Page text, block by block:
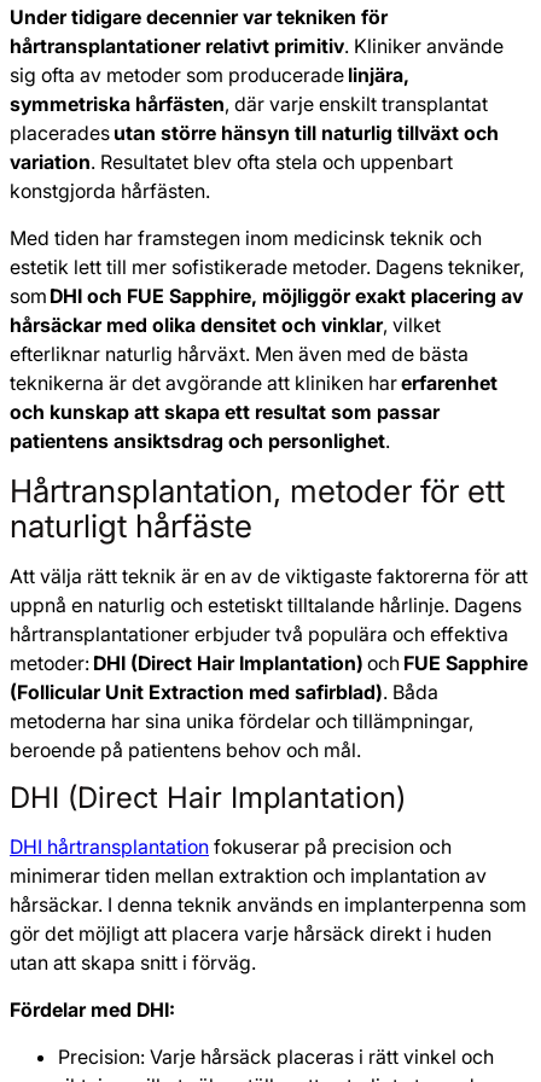
Under tidigare decennier var tekniken för
hårtransplantationer relativt primitiv. Kliniker använde
sig ofta av metoder som producerade linjära,
symmetriska hårfästen, där varje enskilt transplantat
placerades utan större hänsyn till naturlig tillväxt och
variation. Resultatet blev ofta stela och uppenbart
konstgjorda hårfästen.
Med tiden har framstegen inom medicinsk teknik och
estetik lett till mer sofistikerade metoder. Dagens tekniker,
som DHI och FUE Sapphire, möjliggör exakt placering av
hårsäckar med olika densitet och vinklar, vilket
efterliknar naturlig hårväxt. Men även med de bästa
teknikerna är det avgörande att kliniken harerfarenhet
och kunskap att skapa ett resultat som passar
patientens ansiktsdrag och personlighet.
Hårtransplantation, metoder för ett
naturligt hårfäste
Att välja rätt teknik är en av de viktigaste faktorerna för att
uppnå en naturlig och estetiskt tilltalande hårlinje. Dagens
hårtransplantationer erbjuder två populära och effektiva
metoder: DHI (Direct Hair Implantation) och FUE Sapphire
(Follicular Unit Extraction med safirblad). Båda
metoderna har sina unika fördelar och tillämpningar,
beroende på patientens behov och mål.
DHI (Direct Hair Implantation)
DHI hårtransplantation fokuserar på precision och
minimerar tiden mellan extraktion och implantation av
hårsäckar. I denna teknik används en implanterpenna som
gör det möjligt att placera varje hårsäck direkt i huden
utan att skapa snitt i förväg.
Fördelar med DHI:
Precision: Varje hårsäck placeras i rätt vinkel och